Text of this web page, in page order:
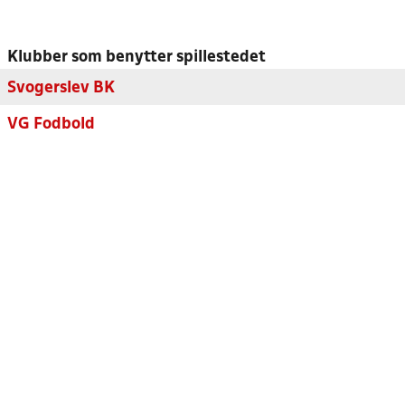
Klubber som benytter spillestedet
Svogerslev BK
VG Fodbold